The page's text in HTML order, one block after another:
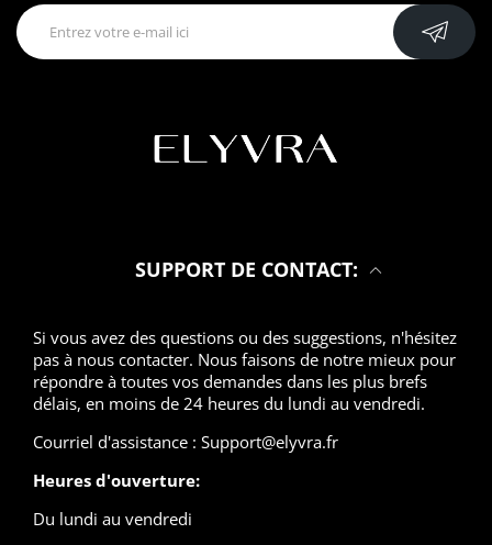
SUPPORT DE CONTACT:
Si vous avez des questions ou des suggestions, n'hésitez
pas à nous contacter. Nous faisons de notre mieux pour
répondre à toutes vos demandes dans les plus brefs
délais, en moins de 24 heures du lundi au vendredi.
Courriel d'assistance : Support@elyvra.fr
Heures d'ouverture:
Du lundi au vendredi